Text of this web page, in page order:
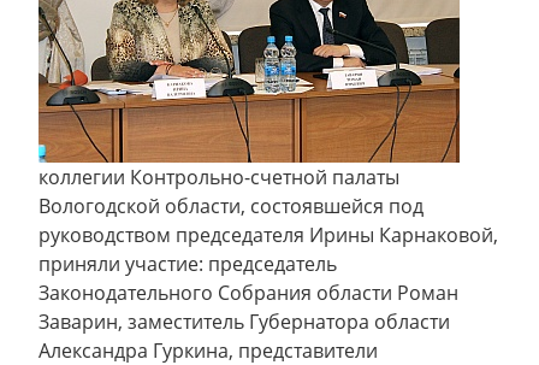
коллегии Контрольно-счетной палаты
Вологодской области, состоявшейся под
руководством председателя Ирины Карнаковой,
приняли участие: председатель
Законодательного Собрания области Роман
Заварин, заместитель Губернатора области
Александра Гуркина, представители